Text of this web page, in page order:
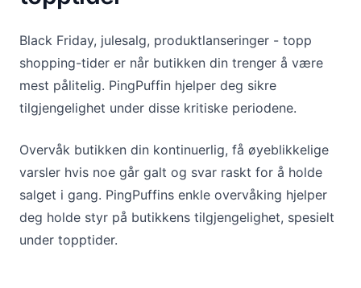
Black Friday, julesalg, produktlanseringer - topp
shopping-tider er når butikken din trenger å være
mest pålitelig. PingPuffin hjelper deg sikre
tilgjengelighet under disse kritiske periodene.
Overvåk butikken din kontinuerlig, få øyeblikkelige
varsler hvis noe går galt og svar raskt for å holde
salget i gang. PingPuffins enkle overvåking hjelper
deg holde styr på butikkens tilgjengelighet, spesielt
under topptider.